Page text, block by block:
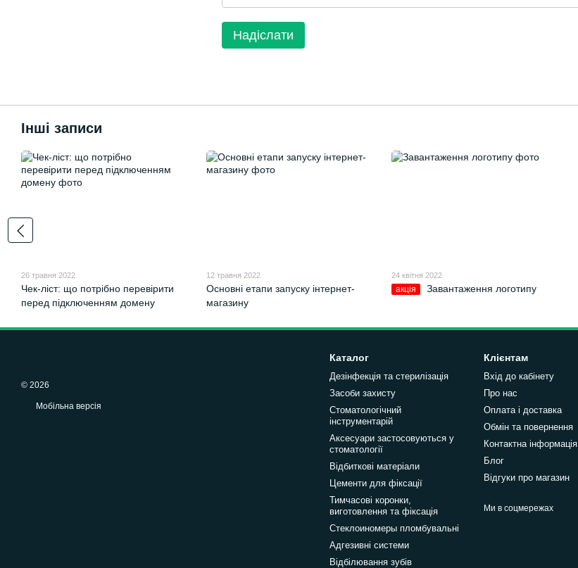
Надіслати
Інші записи
26 травня 2022
Чек-ліст: що потрібно перевірити
перед підключенням домену
12 травня 2022
Основні етапи запуску інтернет-
магазину
24 квітня 2022
акція Завантаження логотипу
© 2026
Мобільна версія
Каталог
Дезінфекція та стерилізація
Засоби захисту
Стоматологічний
інструментарій
Аксесуари застосовуються у
стоматології
Відбиткові матеріали
Цементи для фіксації
Тимчасові коронки,
виготовлення та фіксація
Стеклоиномеры пломбувальні
Адгезивні системи
Відбілювання зубів
Клієнтам
Вхід до кабінету
Про нас
Оплата і доставка
Обмін та повернення
Контактна інформація
Блог
Відгуки про магазин
Ми в соцмережах